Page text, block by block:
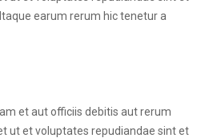
earum rerum hic tenetur a
et aut officiis debitis aut rerum
ut et voluptates repudiandae sint et